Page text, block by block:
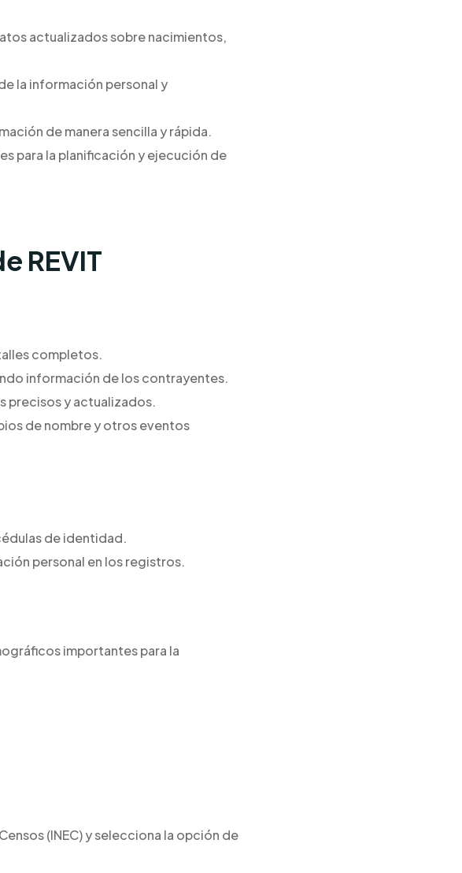
actualizados sobre nacimientos,
la información personal y
de manera sencilla y rápida.
para la planificación y ejecución de
REVIT
completos.
información de los contrayentes.
precisos y actualizados.
de nombre y otros eventos
de identidad.
personal en los registros.
importantes para la
(INEC) y selecciona la opción de